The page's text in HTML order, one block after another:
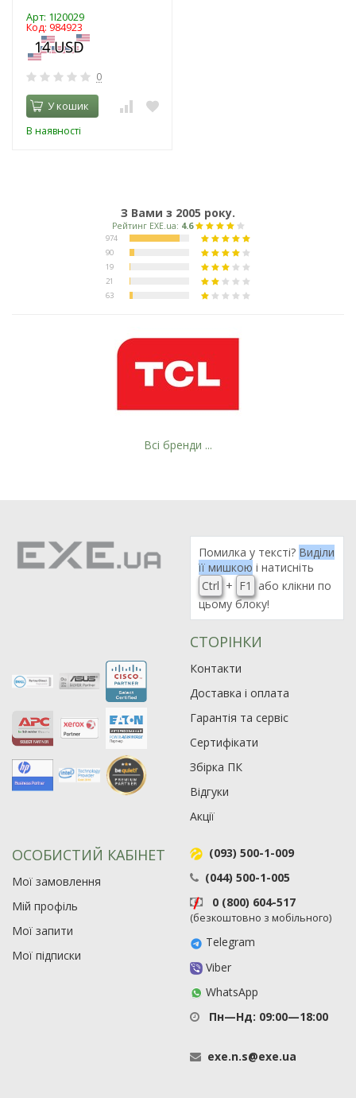
Арт: 1I20029
Код: 984923
0
У кошик
В наявності
З Вами з 2005 року.
Рейтинг EXE.ua:4.6
974
90
19
63
Всі бренди ...
Помилка у тексті? Виділи
її мишкою і натисніть
Ctrl + F1
або клікни по
цьому блоку!
СТОРІНКИ
Контакти
Доставка і оплата
Гарантія та сервіс
Сертифікати
Збірка ПК
Відгуки
Акції
ОСОБИСТИЙ КАБІНЕТ
Мої замовлення
Мій профіль
Мої запити
Мої підписки
(093) 500-1-009
(044) 500-1-005
0 (800) 604-517
(безкоштовно з мобільного)
Telegram
Viber
WhatsApp
Пн—Нд: 09:00—18:00
exe.n.s@exe.ua